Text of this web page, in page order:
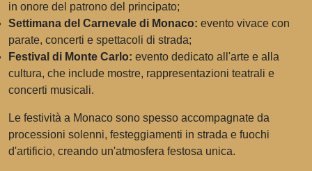
in onore del patrono del principato;
Settimana del Carnevale di Monaco: evento vivace con
parate, concerti e spettacoli di strada;
Festival di Monte Carlo: evento dedicato all'arte e alla
cultura, che include mostre, rappresentazioni teatrali e
concerti musicali.
Le festività a Monaco sono spesso accompagnate da
processioni solenni, festeggiamenti in strada e fuochi
d'artificio, creando un'atmosfera festosa unica.